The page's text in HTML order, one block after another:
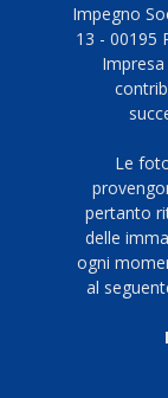
Impegno
13 - 00195
Le
pertanto
delle
ogni
al